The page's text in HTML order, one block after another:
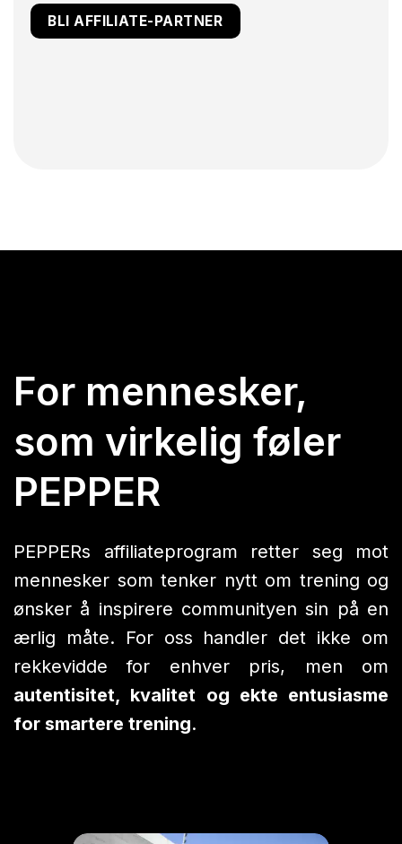
BLI AFFILIATE-PARTNER
For mennesker,
som virkelig føler
PEPPER
PEPPERs affiliateprogram retter seg mot
mennesker som tenker nytt om trening og
ønsker å inspirere communityen sin på en
ærlig måte. For oss handler det ikke om
rekkevidde for enhver pris, men om
autentisitet, kvalitet og ekte entusiasme
for smartere trening.